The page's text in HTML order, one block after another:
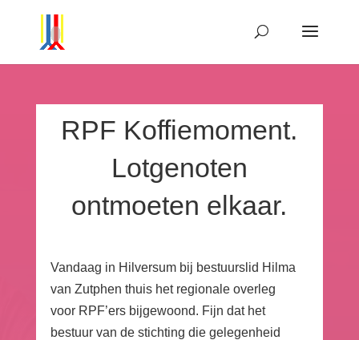
RPF Koffiemoment.
Lotgenoten
ontmoeten elkaar.
Vandaag in Hilversum bij bestuurslid Hilma
van Zutphen thuis het regionale overleg
voor RPF’ers bijgewoond. Fijn dat het
bestuur van de stichting die gelegenheid